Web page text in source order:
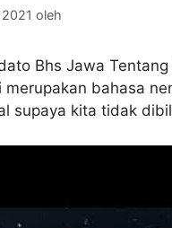
oleh
Bhs Jawa
merupakan bahasa
supaya kita tidak